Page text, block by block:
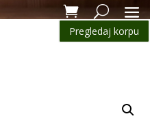
Pregledaj korpu